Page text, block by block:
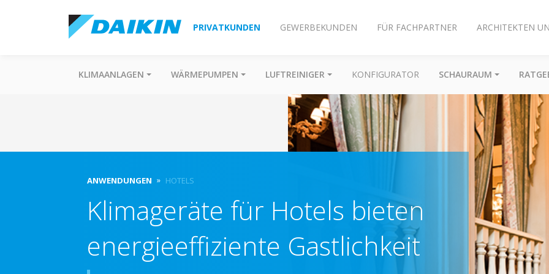
PRIVATKUNDEN GEWERBEKUNDEN FÜR FACHPARTNER ARCHITEKTEN
KLIMAANLAGEN WÄRMEPUMPEN LUFTREINIGER KONFIGURATOR SCHAURAUM
ANWENDUNGEN HOTELS
Klimageräte für Hotels bieten
energieeffiziente Gastlichkeit